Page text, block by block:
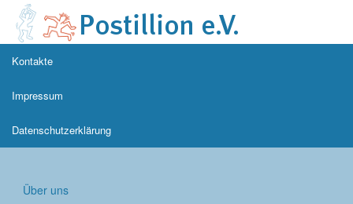
Kontakte
Impressum
Datenschutzerklärung
Über uns